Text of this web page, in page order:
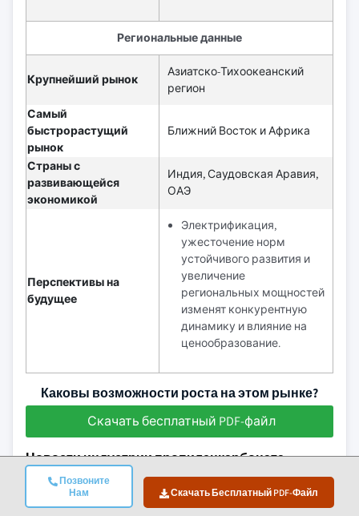
Позвоните
Нам
Скачать Бесплатный PDF-Файл
Региональные данные
Крупнейший рынок
Азиатско-Тихоокеанский
регион
Самый
быстрорастущий
рынок
Ближний Восток и Африка
Страны с
развивающейся
экономикой
Индия, Саудовская Аравия,
ОАЭ
Перспективы на
будущее
Электрификация,
ужесточение норм
устойчивого развития и
увеличение
региональных мощностей
изменят конкурентную
динамику и влияние на
ценообразование.
Каковы возможности роста на этом рынке?
Скачать бесплатный PDF-файл
Новости индустрии пропиленкарбоната
В феврале 2025 года корпорация Huntsman объявила о
расширении мощностей по деблокированию